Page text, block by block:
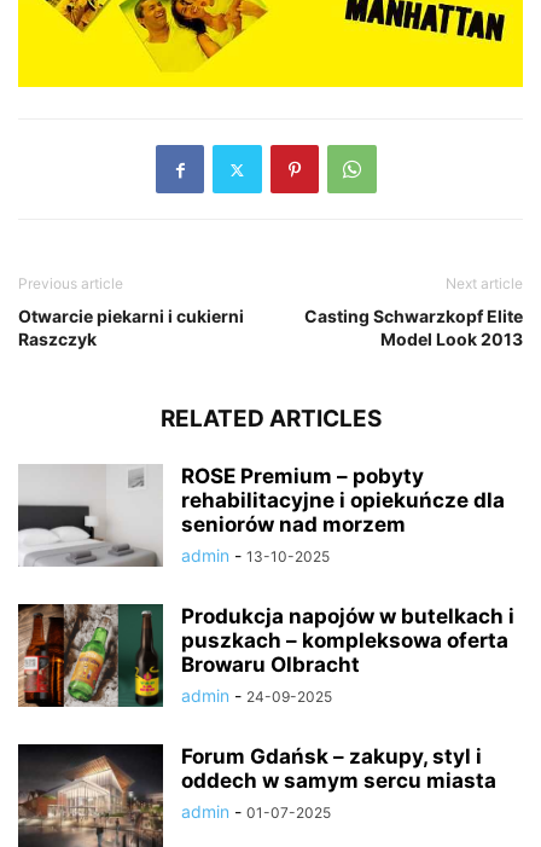
Previous article
Otwarcie piekarni i cukierni
Raszczyk
Next article
Casting Schwarzkopf Elite
Model Look 2013
RELATED ARTICLES
ROSE Premium – pobyty
rehabilitacyjne i opiekuńcze dla
seniorów nad morzem
admin - 13-10-2025
Produkcja napojów w butelkach i
puszkach – kompleksowa oferta
Browaru Olbracht
admin - 24-09-2025
Forum Gdańsk – zakupy, styl i
oddech w samym sercu miasta
admin - 01-07-2025